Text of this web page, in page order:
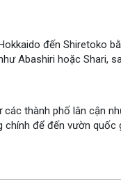
đến Shiretoko
Abashiri hoặc Shari,
thành phố lân cận
để đến vườn quốc